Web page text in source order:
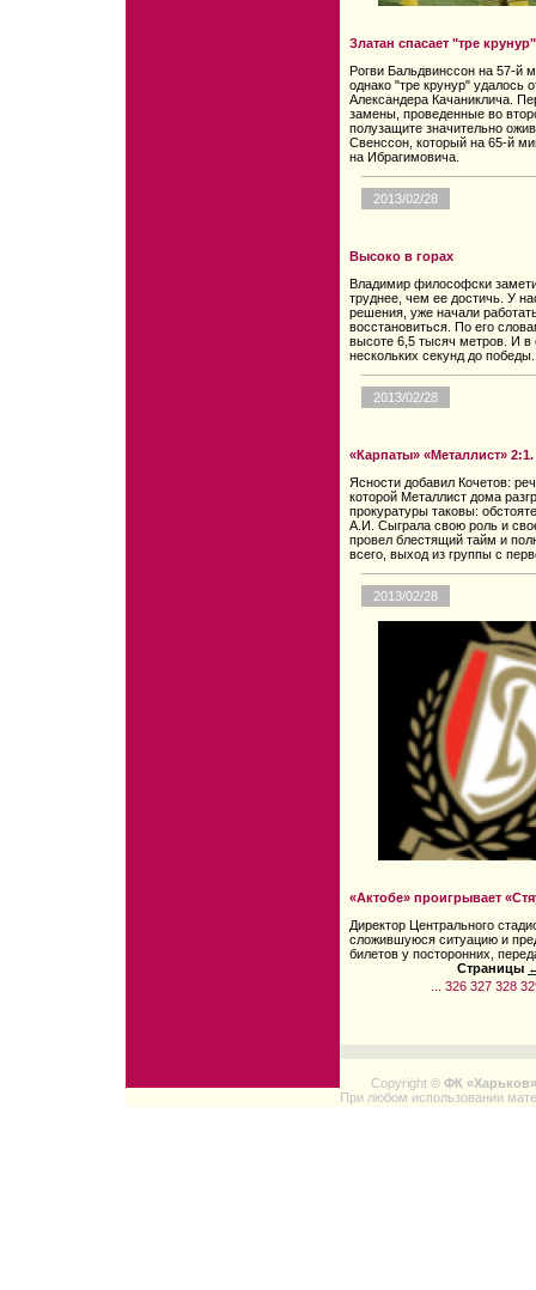
Златан спасает "тре крунур"
Рогви Бальдвинссон на 57-й
однако "тре крунур" удалось
Александера Качаниклича.
замены, проведенные во
полузащите значительно
Свенссон, который на 65-й
на Ибрагимовича.
2013/02/28
Высоко в горах
Владимир философски
труднее, чем ее достичь. У
решения, уже начали
восстановиться. По его
высоте 6,5 тысяч метров. И в
нескольких секунд до победы.
2013/02/28
«Карпаты» «Металлист»
Ясности добавил Кочетов:
которой Металлист дома
прокуратуры таковы:
А.И. Сыграла свою роль и
провел блестящий тайм и
всего, выход из группы с
2013/02/28
«Актобе» проигрывает
Директор Центрального
сложившуюся ситуацию и
билетов у посторонних,
Страницы
326 327 328
Copyright © ФК «Харьков»
При любом использовании